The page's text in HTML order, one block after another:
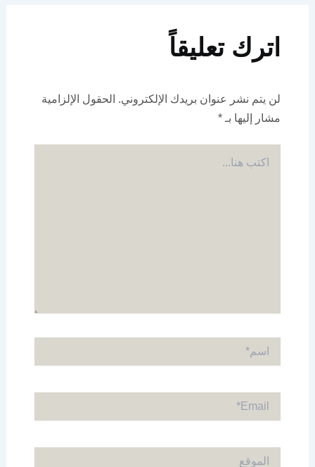
اترك تعليقاً
لن يتم نشر عنوان بريدك الإلكتروني. الحقول الإلزامية
مشار إليها بـ *
هنا...